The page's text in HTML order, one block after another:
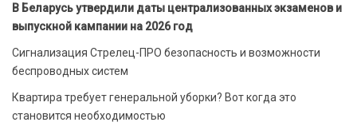
В Беларусь утвердили даты централизованных экзаменов и
выпускной кампании на 2026 год
Сигнализация Стрелец-ПРО безопасность и возможности
беспроводных систем
Квартира требует генеральной уборки? Вот когда это
становится необходимостью